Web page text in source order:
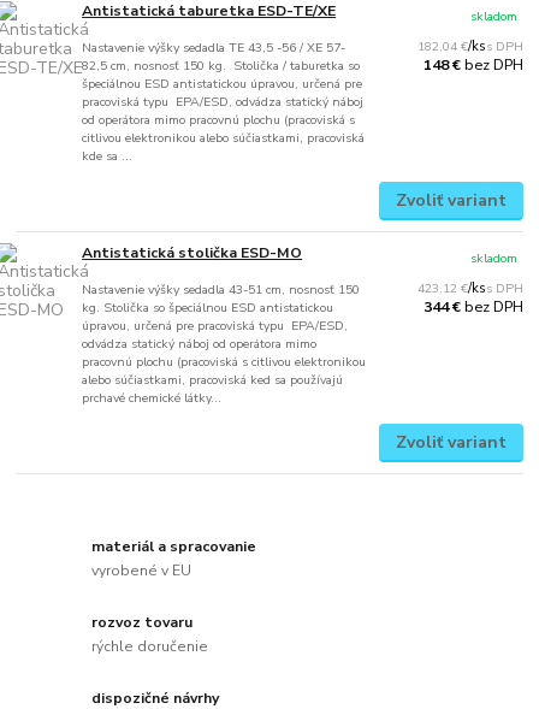
Antistatická taburetka ESD-TE/XE
Nastavenie výšky sedadla TE 43,5 -56 / XE 57-
82,5 cm, nosnosť 150 kg. Stolička / taburetka so
špeciálnou ESD antistatickou úpravou, určená pre
pracoviská typu EPA/ESD, odvádza statický náboj
od operátora mimo pracovnú plochu (pracoviská s
citlivou elektronikou alebo súčiastkami, pracoviská
kde sa ...
182,04 €/ks
148 €bez DPH
skladom
Zvoliť variant
Antistatická stolička ESD-MO
Nastavenie výšky sedadla 43-51 cm, nosnosť 150
kg. Stolička so špeciálnou ESD antistatickou
úpravou, určená pre pracoviská typu EPA/ESD,
odvádza statický náboj od operátora mimo
pracovnú plochu (pracoviská s citlivou elektronikou
alebo súčiastkami, pracoviská ked sa používajú
prchavé chemické látky...
423,12 €/ks
344 €bez DPH
skladom
Zvoliť variant
materiál a spracovanie
vyrobené v EU
rozvoz tovaru
rýchle doručenie
dispozičné návrhy